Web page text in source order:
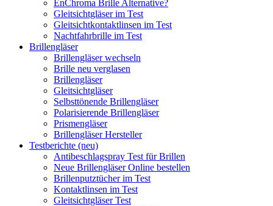
EnChroma Brille Alternative?
Gleitsichtgläser im Test
Gleitsichtkontaktlinsen im Test
Nachtfahrbrille im Test
Brillengläser
Brillengläser wechseln
Brille neu verglasen
Brillengläser
Gleitsichtgläser
Selbsttönende Brillengläser
Polarisierende Brillengläser
Prismengläser
Brillengläser Hersteller
Testberichte (neu)
Antibeschlagspray Test für Brillen
Neue Brillengläser Online bestellen
Brillenputztücher im Test
Kontaktlinsen im Test
Gleitsichtgläser Test